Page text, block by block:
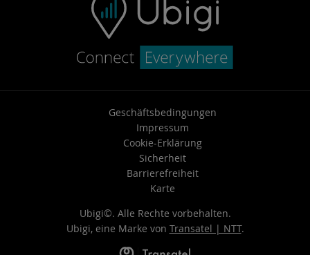
Geschäftsbedingungen
Impressum
Cookie-Erklärung
Sicherheit
Barrierefreiheit
Karte
Ubigi©. Alle Rechte vorbehalten.
Ubigi, eine Marke von Transatel | NTT.